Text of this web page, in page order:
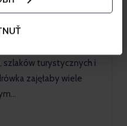
szlaków turystycznych i
zajęłaby wiele